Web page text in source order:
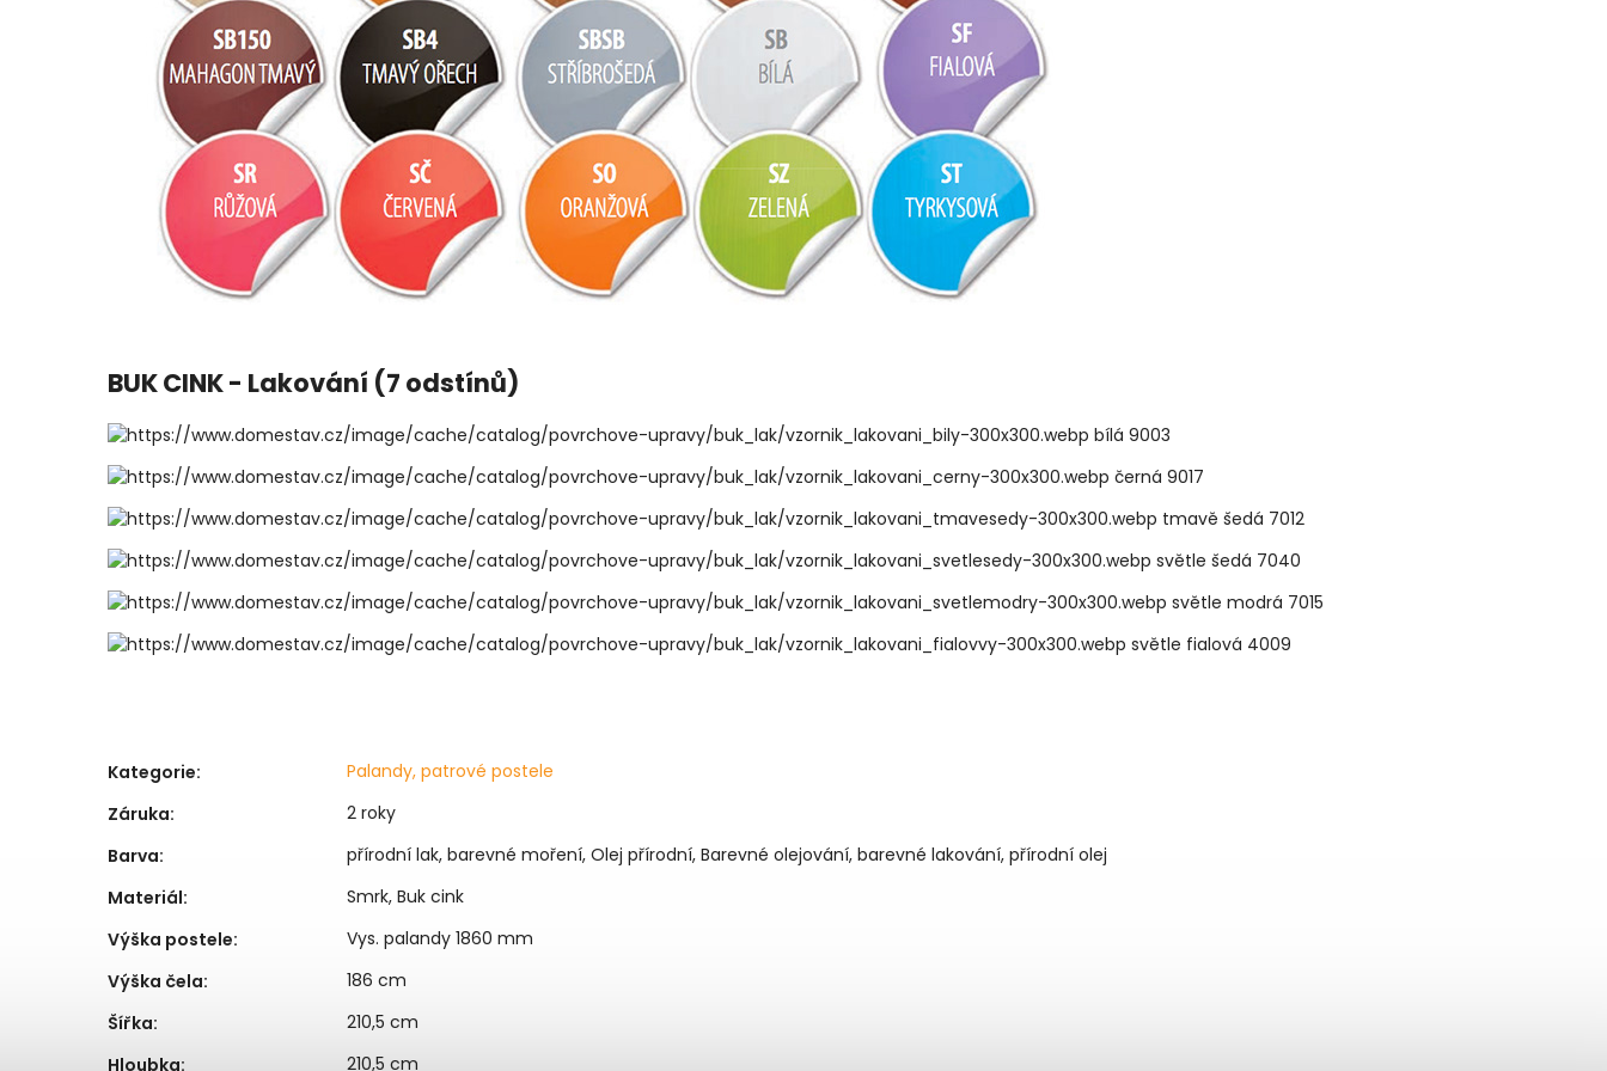
BUK CINK - Lakování (7 odstínů)
bílá 9003
černá 9017
tmavě šedá 7012
světle šedá 7040
světle modrá 7015
světle fialová 4009
Kategorie:
Palandy, patrové postele
Záruka:
2 roky
Barva:
přírodní lak, barevné moření, Olej přírodní, Barevné olejování, barevné lakování, přírodní olej
Materiál:
Smrk, Buk cink
Výška postele:
Vys. palandy 1860 mm
Výška čela:
186 cm
Šířka:
210,5 cm
Hloubka: 210,5 cm